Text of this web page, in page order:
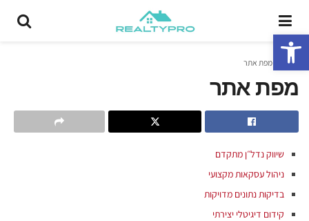
פתח סרגל נגישות
ראשי מפת אתר
מפת אתר
שיווק נדל״ן מתקדם
ניהול עסקאות מקצועי
בדיקות נתונים מדויקות
קידום דיגיטלי יצירתי